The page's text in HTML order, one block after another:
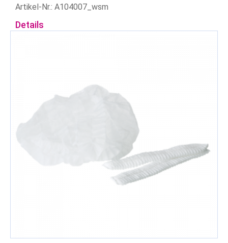
Artikel-Nr.: A104007_wsm
Details